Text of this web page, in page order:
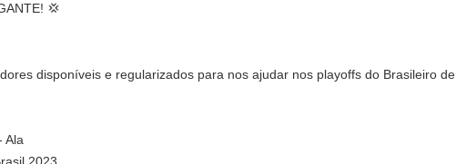
💢
disponíveis e regularizados para nos ajudar nos playoffs do Brasileiro de
Ala